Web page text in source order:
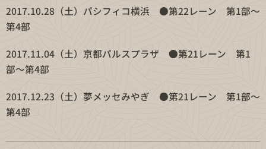
2017.10.28（土）パシフィコ横浜 ●第22レーン 第1部〜
第4部
2017.11.04（土）京都パルスプラザ ●第21レーン 第1
部〜第4部
2017.12.23（土）夢メッセみやぎ ●第21レーン 第1部〜
第4部